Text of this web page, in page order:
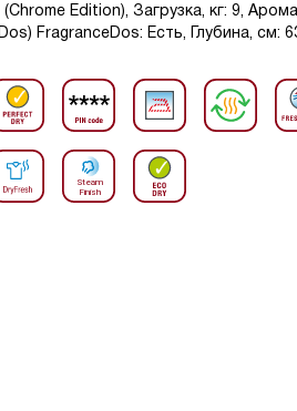
Edition), Загрузка, кг: 9,
FragranceDos: Есть, Глубина, см: